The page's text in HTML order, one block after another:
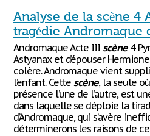
Analyse de la scène 4
tragédie Andromaque
Andromaque Acte IIIscène4
Astyanax et d’épouser
colère. Andromaque vient
l’enfant. Cettescène, la seule
présence l’une de l’autre, est
dans laquelle se déploie la
d’Andromaque, qui s’avère
déterminerons les raisons de